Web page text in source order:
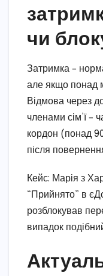
чи
Затримка –
але якщо понад
Відмова через
членами сім’ї –
кордон (понад
після
Кейс: Марія з
“Прийнято” в
розблокував
випадок